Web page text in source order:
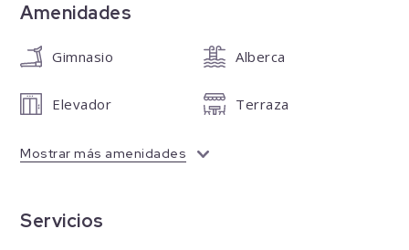
Amenidades
Gimnasio Alberca
Elevador Terraza
Mostrar más amenidades
Servicios